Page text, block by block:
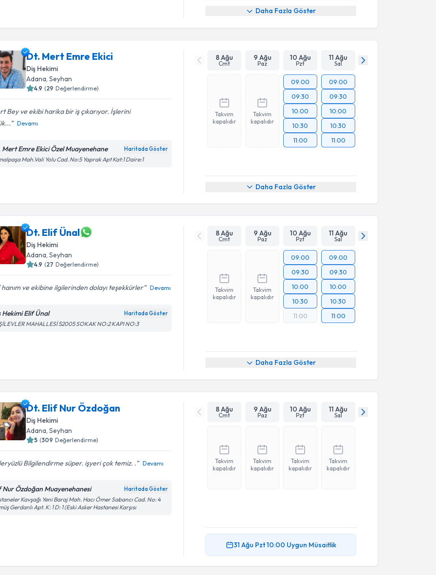
Daha Fazla Göster
Dt. Mert Emre Ekici
Diş Hekimi
Adana , Seyhan
4.9 (29 Değerlendirme)
Bey ve ekibi harika bir iş çıkarıyor. İşlerini
Devamı
Mert Emre Ekici Özel Muayenehane Haritada Göster
Mah.Vali Yolu Cad. No:5 Yaprak Apt Kat:1 Daire:1
8 Ağu
Cmt
9 Ağu
Paz
10 Ağu
Pzt
11 Ağu
Sal
Takvim
kapalıdır
Takvim
kapalıdır
09:00
09:30
10:00
10:30
11:00
09:00
09:30
10:00
10:30
11:00
Daha Fazla Göster
Dt. Elif Ünal
Diş Hekimi
Adana, Seyhan
4.9 (27 Değerlendirme)
hanım ve ekibine ilgilerinden dolayı teşekkürler Devamı
Hekimi Elif Ünal Haritada Göster
MAHALLESİ 52005 SOKAK NO:2 KAPI NO:3
8 Ağu
Cmt
9 Ağu
Paz
10 Ağu
Pzt
11 Ağu
Sal
Takvim
kapalıdır
Takvim
kapalıdır
09:00
09:30
10:00
10:30
11:00
09:00
09:30
10:00
10:30
11:00
Daha Fazla Göster
Dt. Elif Nur Özdoğan
Diş Hekimi
Adana , Seyhan
5 (309 Değerlendirme)
Bilgilendirme süper. işyeri çok temiz. . Devamı
Nur Özdoğan Muayenehanesi Haritada Göster
Kavşağı Yeni Baraj Mah. Hacı Ömer Sabancı Cad. No: 4
Gerdanlı Apt. K: 1 D: 1 (Eski Asker Hastanesi Karşısı
8 Ağu
Cmt
9 Ağu
Paz
10 Ağu
Pzt
11 Ağu
Sal
Takvim
kapalıdır
Takvim
kapalıdır
Takvim
kapalıdır
Takvim
kapalıdır
31 Ağu Pzt10:00 Uygun Müsaitlik